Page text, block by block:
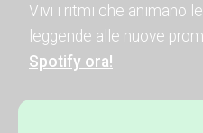
Vivi i ritmi che animano
leggende alle nuove
Spotify ora!